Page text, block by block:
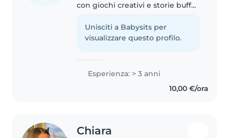
con giochi creativi e storie buffe,
responsabilità. Con me non ci si
annoia mai.
Unisciti a Babysits per
visualizzare questo profilo.
Esperienza: > 3 anni
10,00 €/ora
Chiara